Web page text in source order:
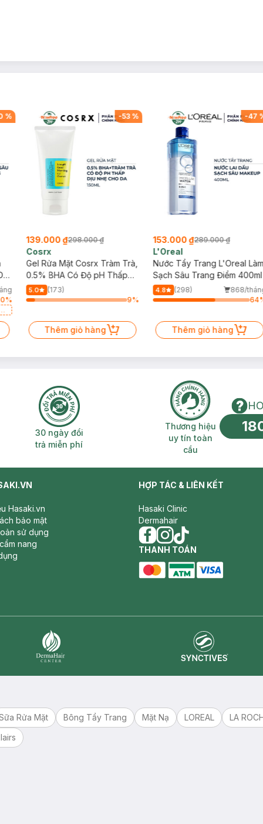
%
%
-53%
139.000 ₫298.000 ₫
Cosrx
Gel Rửa Mặt Cosrx Tràm Trà,
0.5% BHA Có Độ pH Thấp
150ml
5.0
(173)
9%
Thêm giỏ hàng
-47
153.000 ₫289.000 ₫
L'Oreal
Nước Tẩy Trang L'Oreal Làm
Sạch Sâu Trang Điểm 400ml
4.8 (298)
868/
64
Thêm giỏ hàng
30 ngày đổi trả miễn phí
30 ngày đổi
trả miễn phí
Thương hiệu uy
Thương hiệu
uy tín toàn
cầu
Hasaki.vn
bảo mật
sử dụng
nang
HỢP TÁC & LIÊN KẾT
Hasaki Clinic
Dermahair
facebook
instagram
tiktok
THANH TOÁN
Rửa Mặt Bông Tẩy Trang Mặt Nạ LOREAL LA